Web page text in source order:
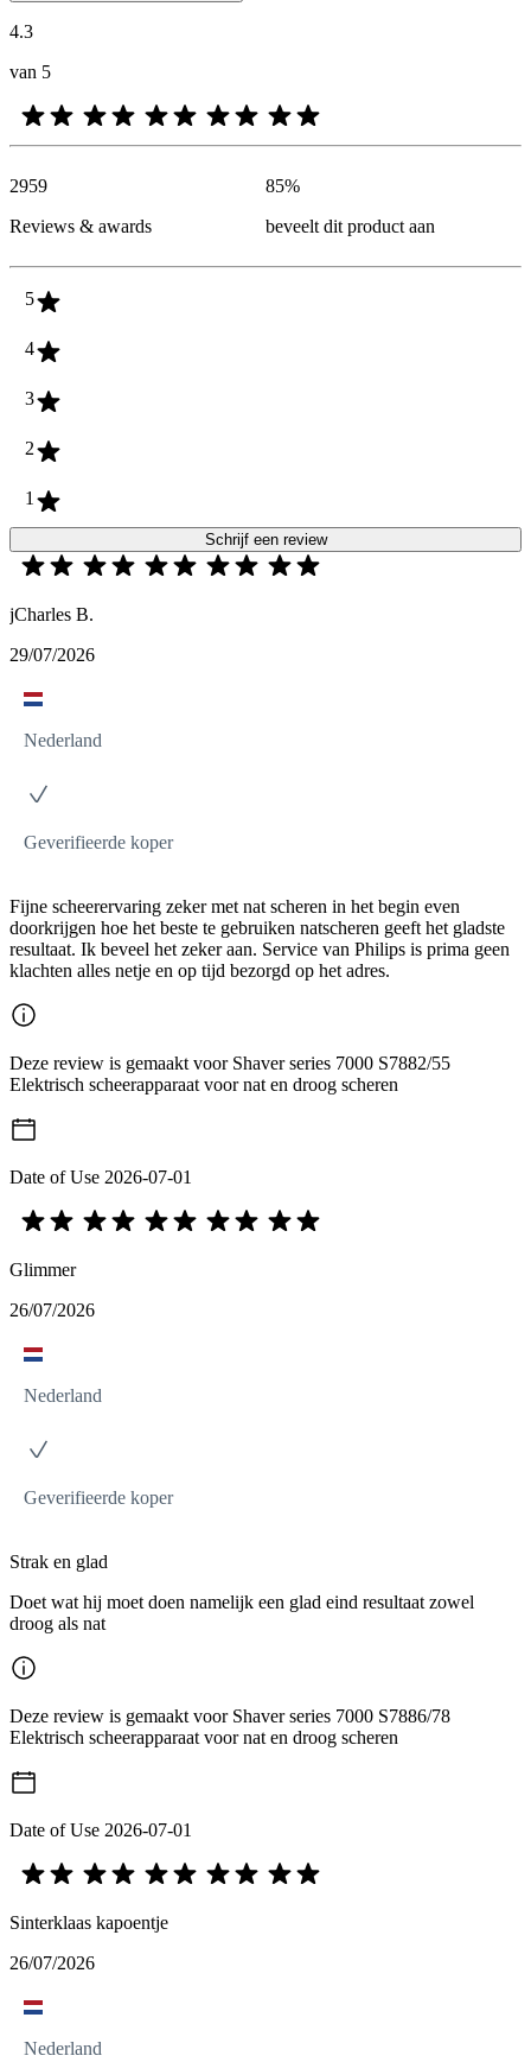
4.3
van 5
2959
Reviews & awards
85%
beveelt dit product aan
5
4
3
2
1
Schrijf een review
jCharles B.
29/07/2026
Nederland
Geverifieerde koper
Fijne scheerervaring zeker met nat scheren in het begin even
doorkrijgen hoe het beste te gebruiken natscheren geeft het gladste
resultaat. Ik beveel het zeker aan. Service van Philips is prima geen
klachten alles netje en op tijd bezorgd op het adres.
Deze review is gemaakt voor Shaver series 7000 S7882/55
Elektrisch scheerapparaat voor nat en droog scheren
Date of Use 2026-07-01
Glimmer
26/07/2026
Nederland
Geverifieerde koper
Strak en glad
Doet wat hij moet doen namelijk een glad eind resultaat zowel
droog als nat
Deze review is gemaakt voor Shaver series 7000 S7886/78
Elektrisch scheerapparaat voor nat en droog scheren
Date of Use 2026-07-01
Sinterklaas kapoentje
26/07/2026
Nederland